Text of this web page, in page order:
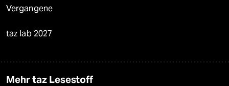
Vergangene
taz lab 2027
Mehr taz Lesestoff